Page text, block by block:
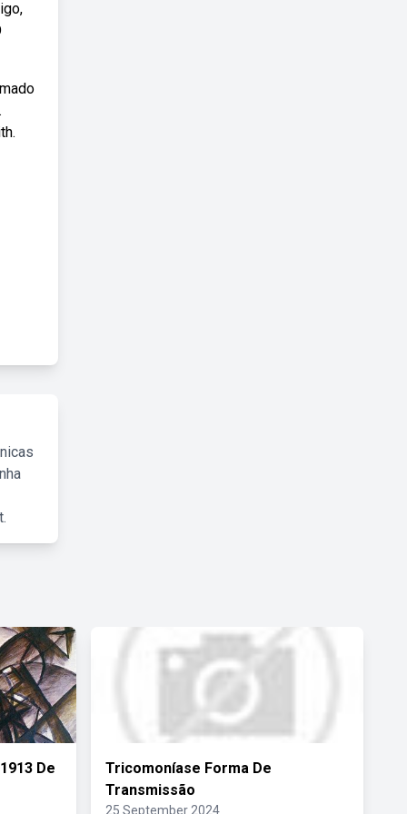
De
Tricomoníase Forma De
Transmissão
25 September 2024